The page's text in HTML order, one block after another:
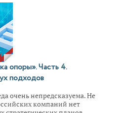
опоры». Часть 4.
подходов
очень непредсказуема. Не
компаний нет